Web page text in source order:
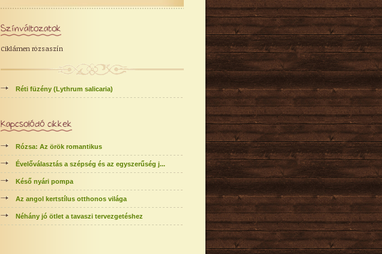
Színváltozatok
Ciklámen rózsaszín
Réti füzény (Lythrum salicaria)
Kapcsolódó cikkek
Rózsa: Az örök romantikus
Évelőválasztás a szépség és az egyszerűség j...
Késő nyári pompa
Az angol kertstílus otthonos világa
Néhány jó ötlet a tavaszi tervezgetéshez